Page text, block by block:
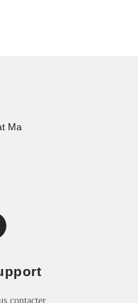
Ma
contacter